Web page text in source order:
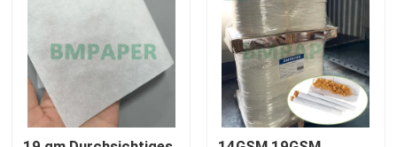
Produkte
Über uns